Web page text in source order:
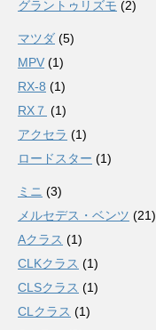
グラントゥリズモ (2)
マツダ (5)
MPV (1)
RX-8 (1)
RX７ (1)
アクセラ (1)
ロードスター (1)
ミニ (3)
メルセデス・ベンツ (21)
Aクラス (1)
CLKクラス (1)
CLSクラス (1)
CLクラス (1)